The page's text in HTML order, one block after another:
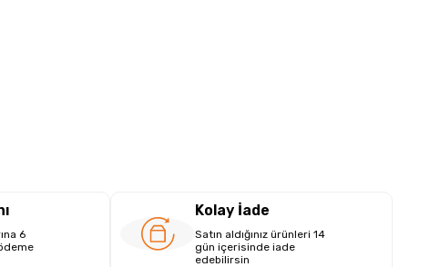
6
Kolay İade
Satın aldığınız ürünleri 14
gün içerisinde iade
edebilirsin